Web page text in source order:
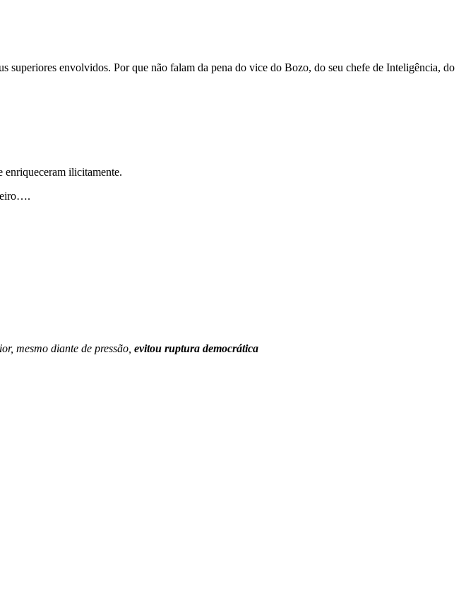
superiores envolvidos. Por que não falam da pena do vice do Bozo, do seu chefe de Inteligência, do
ilicitamente.
mesmo diante de pressão, evitou ruptura democrática